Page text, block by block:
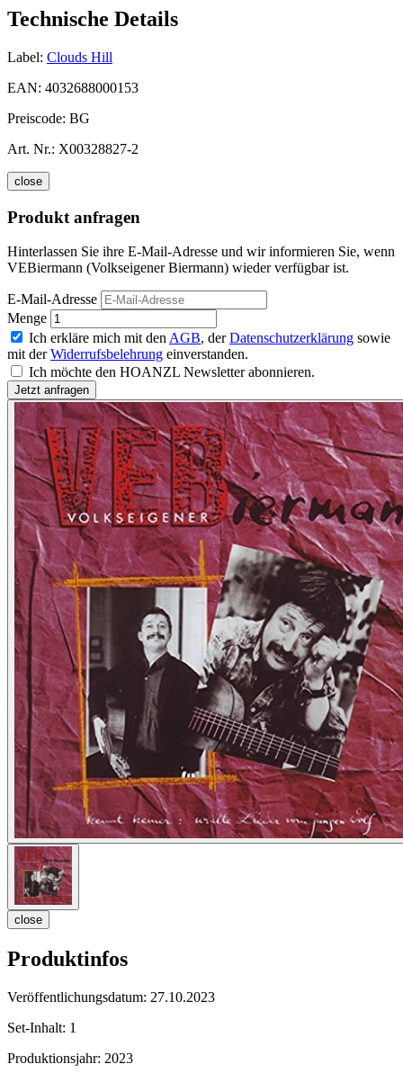
Technische Details
Label: Clouds Hill
EAN: 4032688000153
Preiscode: BG
Art. Nr.: X00328827-2
close
Produkt anfragen
Hinterlassen Sie ihre E-Mail-Adresse und wir informieren Sie, wenn
VEBiermann (Volkseigener Biermann) wieder verfügbar ist.
E-Mail-Adresse
Menge
Ich erkläre mich mit den AGB, derDatenschutzerklärung sowie
mit derWiderrufsbelehrung einverstanden.
Ich möchte den HOANZL Newsletter abonnieren.
close
Produktinfos
Veröffentlichungsdatum: 27.10.2023
Set-Inhalt: 1
Produktionsjahr: 2023